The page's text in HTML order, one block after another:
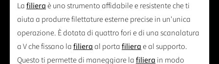
Lafilieraè uno strumento affidabile e resistente che ti
aiuta a produrre filettature esterne precise in un'unica
operazione. È dotata di quattro fori e di una scanalatura
a V che fissano lafilieraal portafilierae al supporto.
Questo ti permette di maneggiare lafiliera in modo